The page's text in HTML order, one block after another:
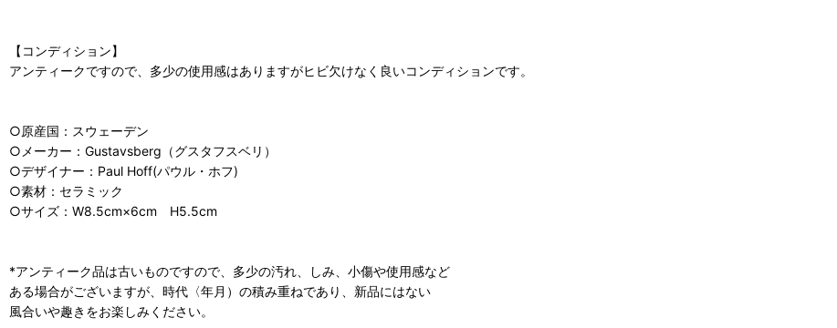
【コンディション】
アンティークですので、多少の使用感はありますがヒビ欠けなく良いコンディションです。
○原産国：スウェーデン
○メーカー：Gustavsberg（グスタフスベリ）
○デザイナー：Paul Hoff(パウル・ホフ)
○素材：セラミック
○サイズ：W8.5cm×6cm H5.5cm
*アンティーク品は古いものですので、多少の汚れ、しみ、小傷や使用感など
ある場合がございますが、時代〈年月）の積み重ねであり、新品にはない
風合いや趣きをお楽しみください。